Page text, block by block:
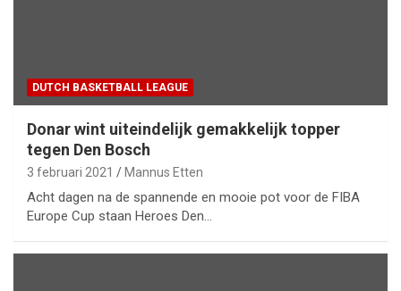
DUTCH BASKETBALL LEAGUE
Donar wint uiteindelijk gemakkelijk topper
tegen Den Bosch
3 februari 2021 Mannus Etten
Acht dagen na de spannende en mooie pot voor de FIBA
Europe Cup staan Heroes Den…